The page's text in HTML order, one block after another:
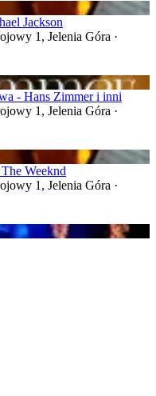
Jackson
1, Jelenia Góra ·
- Hans Zimmer i inni
1, Jelenia Góra ·
Weeknd
1, Jelenia Góra ·